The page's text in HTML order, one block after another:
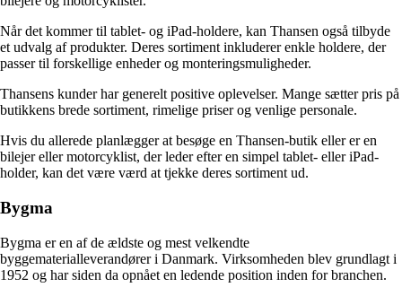
Når det kommer til tablet- og iPad-holdere, kan Thansen også tilbyde
et udvalg af produkter. Deres sortiment inkluderer enkle holdere, der
passer til forskellige enheder og monteringsmuligheder.
Thansens kunder har generelt positive oplevelser. Mange sætter pris på
butikkens brede sortiment, rimelige priser og venlige personale.
Hvis du allerede planlægger at besøge en Thansen-butik eller er en
bilejer eller motorcyklist, der leder efter en simpel tablet- eller iPad-
holder, kan det være værd at tjekke deres sortiment ud.
Bygma
Bygma er en af ​​de ældste og mest velkendte
byggematerialleverandører i Danmark. Virksomheden blev grundlagt i
1952 og har siden da opnået en ledende position inden for branchen.